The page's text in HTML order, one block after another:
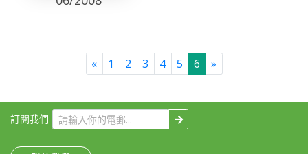
«Previous
1 2 3 4 5 6 »
訂閱我們